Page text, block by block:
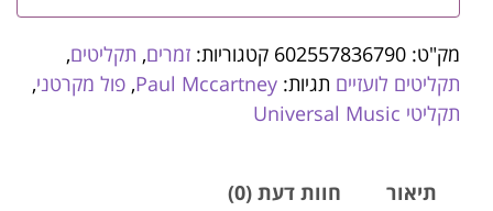
מק"ט: 602557836790 קטגוריות: זמרים, תקליטים,
תקליטים לועזיים תגיות: Paul Mccartney
, פול מקרטני,
תקליטי Universal Music
תיאור חוות דעת (0)